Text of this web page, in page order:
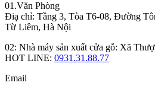
01.Văn Phòng
Điạ chỉ: Tầng 3, Tòa T6-08, Đường
Từ Liêm, Hà Nội
02: Nhà máy sản xuất cửa gỗ: Xã
HOT LINE: 0931.31.88.77
Email